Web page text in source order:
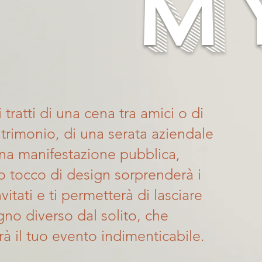
tratti di una cena tra amici o di
di una serata aziendale
manifestazione pubblica,
tocco di design sorprenderà i
e ti permetterà di lasciare
diverso dal solito, che
il tuo evento indimenticabile.